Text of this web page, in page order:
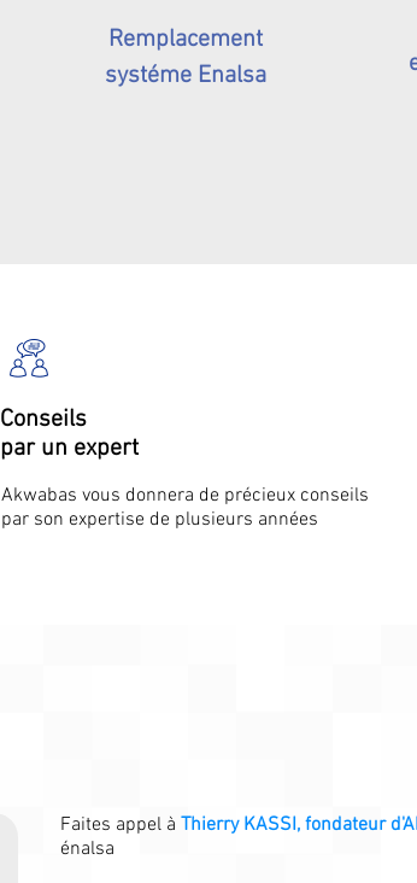
Remplacement
systéme Enalsa
Conseils
par un expert
Akwabas vous donnera de précieux conseils
par son expertise de plusieurs années
Faites appel à Thierry KASSI, fondateur
énalsa